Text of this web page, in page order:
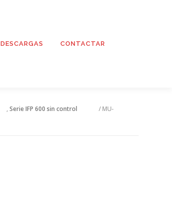
DESCARGAS CONTACTAR
,Serie IFP 600 sin control
/ MU-